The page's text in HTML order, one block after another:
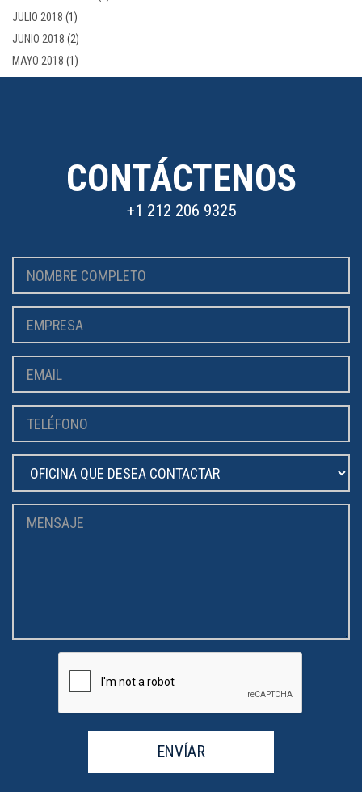
JULIO 2018 (1)
JUNIO 2018 (2)
MAYO 2018 (1)
CONTÁCTENOS
+1 212 206 9325
ENVÍAR